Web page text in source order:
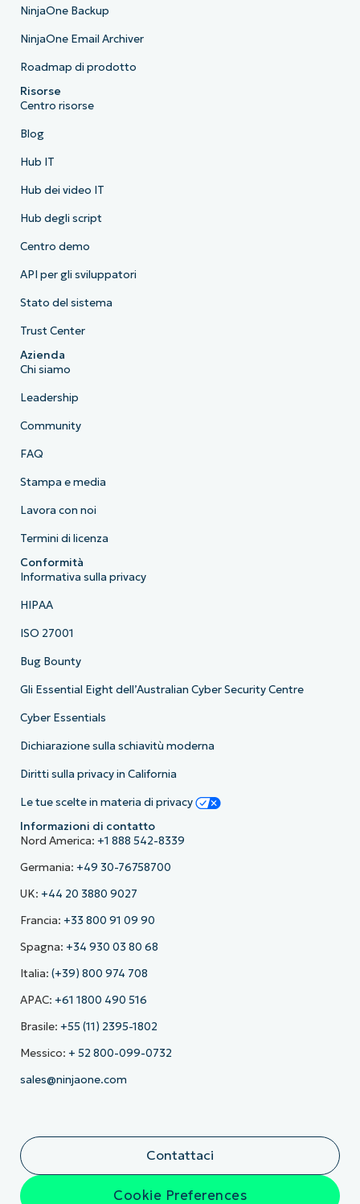
NinjaOne Backup
NinjaOne Email Archiver
Roadmap di prodotto
Risorse
Centro risorse
Blog
Hub IT
Hub dei video IT
Hub degli script
Centro demo
API per gli sviluppatori
Stato del sistema
Trust Center
Azienda
Chi siamo
Leadership
Community
FAQ
Stampa e media
Lavora con noi
Termini di licenza
Conformità
Informativa sulla privacy
HIPAA
ISO 27001
Bug Bounty
Gli Essential Eight dell’Australian Cyber Security Centre
Cyber Essentials
Dichiarazione sulla schiavitù moderna
Diritti sulla privacy in California
Le tue scelte in materia di privacy
Informazioni di contatto
Nord America: +1 888 542-8339
Germania: +49 30-76758700
UK: +44 20 3880 9027
Francia: +33 800 91 09 90
Spagna: +34 930 03 80 68
Italia: (+39) 800 974 708
APAC: +61 1800 490 516
Brasile: +55 (11) 2395-1802
Messico: + 52 800-099-0732
sales@ninjaone.com
Contattaci
Cookie Preferences